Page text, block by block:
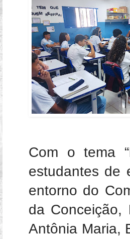
Com o tema
estudantes de
entorno do
da Conceição,
Antônia Maria,